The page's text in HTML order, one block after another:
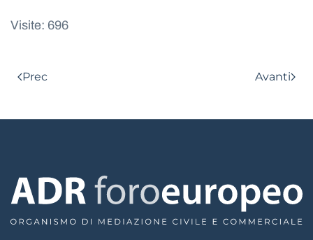
Visite: 696
Prec Avanti